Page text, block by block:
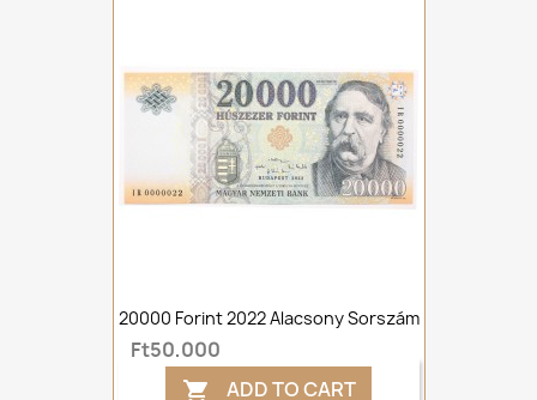
20000 Forint 2022 Alacsony Sorszám
Ft50,000
 ADD TO CART